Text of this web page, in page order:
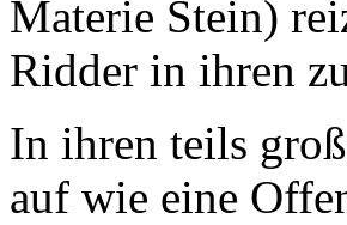
Materie Stein)
Ridder in ihren
In ihren teils
auf wie eine